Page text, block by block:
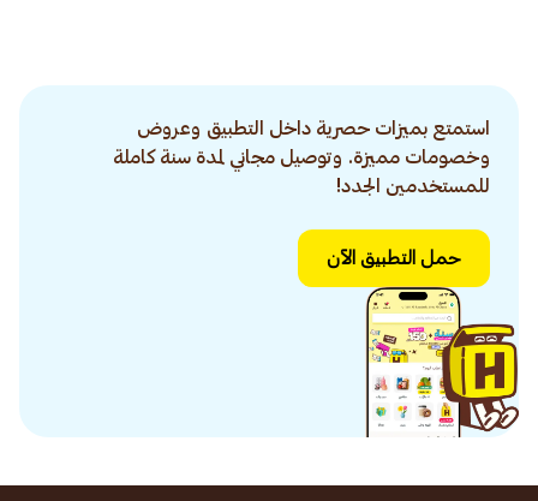
استمتع بميزات حصرية داخل التطبيق وعروض
وخصومات مميزة. وتوصيل مجاني لمدة سنة كاملة
للمستخدمين الجدد!
حمل التطبيق الآن